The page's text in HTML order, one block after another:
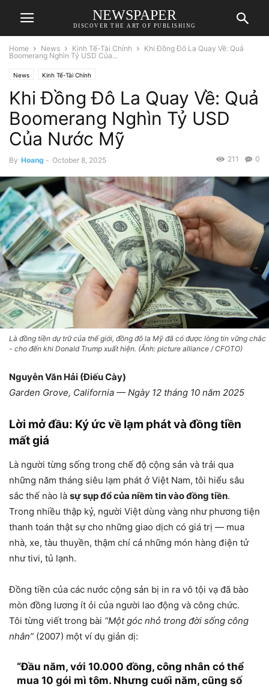
NEWSPAPER
DISCOVER THE ART OF PUBLISHING
Home News Kinh Tế-Tài Chính
Khi Đồng Đô La Quay Về: Quả
Boomerang Nghìn Tỷ USD Của...
News Kinh Tế-Tài Chính
Khi Đồng Đô La Quay Về: Quả
Boomerang Nghìn Tỷ USD
Của Nước Mỹ
By Hoang - October 8, 2025 0
211
Là đồng tiền dự trữ của thế giới, đồng đô la Mỹ đã có được lòng tin vững chắc
- cho đến khi Donald Trump xuất hiện. (Ảnh: picture alliance / CFOTO)
Nguyễn Văn Hải (Điếu Cày)
Garden Grove, California — Ngày 12 tháng 10 năm 2025
Lời mở đầu: Ký ức về lạm phát và đồng tiền
mất giá
Là người từng sống trong chế độ cộng sản và trải qua
những năm tháng siêu lạm phát ở Việt Nam, tôi hiểu sâu
sắc thế nào là sự sụp đổ của niềm tin vào đồng tiền.
Trong nhiều thập kỷ, người Việt dùng vàng như phương tiện
thanh toán thật sự cho những giao dịch có giá trị — mua
nhà, xe, tàu thuyền, thậm chí cả những món hàng điện tử
như tivi, tủ lạnh.
Đồng tiền của các nước cộng sản bị in ra vô tội vạ đã bào
mòn đồng lương ít ỏi của người lao động và công chức.
Tôi từng viết trong bài “Một góc nhỏ trong đời sống công
nhân” (2007) một ví dụ giản dị:
“Đầu năm, với 10.000 đồng, công nhân có thể
mua 10 gói mì tôm. Nhưng cuối năm, cũng số